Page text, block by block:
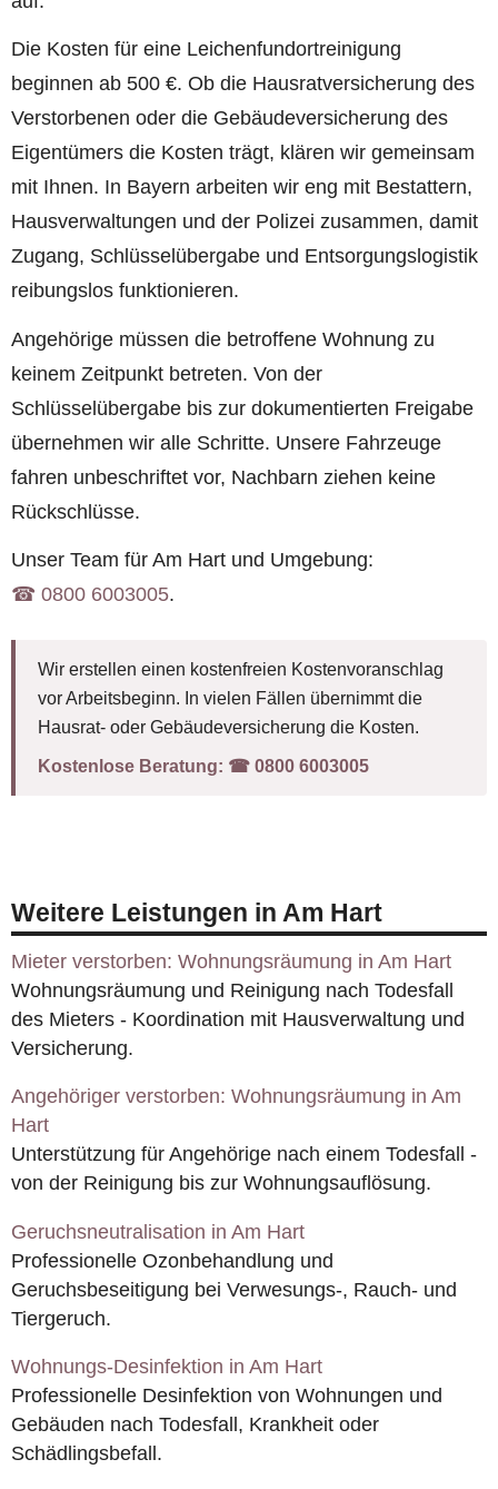
Die Kosten für eine Leichenfundortreinigung
beginnen ab 500 €. Ob die Hausratversicherung des
Verstorbenen oder die Gebäudeversicherung des
Eigentümers die Kosten trägt, klären wir gemeinsam
mit Ihnen. In Bayern arbeiten wir eng mit Bestattern,
Hausverwaltungen und der Polizei zusammen, damit
Zugang, Schlüsselübergabe und Entsorgungslogistik
reibungslos funktionieren.
Angehörige müssen die betroffene Wohnung zu
keinem Zeitpunkt betreten. Von der
Schlüsselübergabe bis zur dokumentierten Freigabe
übernehmen wir alle Schritte. Unsere Fahrzeuge
fahren unbeschriftet vor, Nachbarn ziehen keine
Rückschlüsse.
Unser Team für Am Hart und Umgebung:
☎︎ 0800 6003005.
Wir erstellen einen kostenfreien Kostenvoranschlag
vor Arbeitsbeginn. In vielen Fällen übernimmt die
Hausrat- oder Gebäudeversicherung die Kosten.
Kostenlose Beratung: ☎︎ 0800 6003005
Weitere Leistungen in Am Hart
Mieter verstorben: Wohnungsräumung in Am Hart
Wohnungsräumung und Reinigung nach Todesfall
des Mieters - Koordination mit Hausverwaltung und
Versicherung.
Angehöriger verstorben: Wohnungsräumung in Am
Hart
Unterstützung für Angehörige nach einem Todesfall -
von der Reinigung bis zur Wohnungsauflösung.
Geruchsneutralisation in Am Hart
Professionelle Ozonbehandlung und
Geruchsbeseitigung bei Verwesungs-, Rauch- und
Tiergeruch.
Wohnungs-Desinfektion in Am Hart
Professionelle Desinfektion von Wohnungen und
Gebäuden nach Todesfall, Krankheit oder
Schädlingsbefall.